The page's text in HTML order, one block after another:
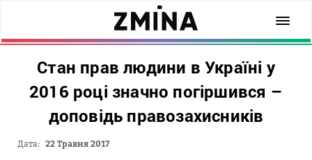
Стан прав людини в Україні у
2016 році значно погіршився –
доповідь правозахисників
Дата: 22 Травня 2017